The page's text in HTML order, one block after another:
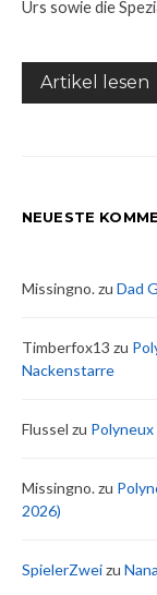
Urs sowie die
Artikel lesen
NEUESTE
Missingno.zu Dad
Timberfox13 zu
Nackenstarre
Flussel zu
Missingno.zu
2026)
SpielerZweizu